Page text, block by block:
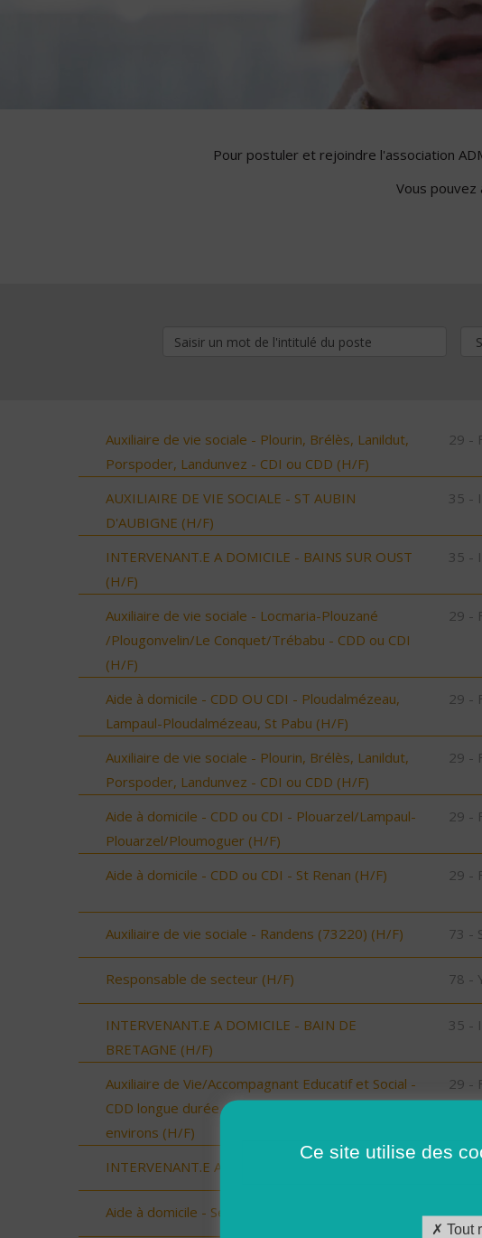
Pour postuler et rejoindre l'association
Vous
Auxiliaire de vie sociale - Plourin, Brélès, Lanildut,
Porspoder, Landunvez - CDI ou CDD (H/F)
29 -
AUXILIAIRE DE VIE SOCIALE - ST AUBIN
D'AUBIGNE (H/F)
35 -
INTERVENANT.E A DOMICILE - BAINS SUR OUST
(H/F)
35 -
Auxiliaire de vie sociale - Locmaria-Plouzané
/Plougonvelin/Le Conquet/Trébabu - CDD ou CDI
(H/F)
29 -
Aide à domicile - CDD OU CDI - Ploudalmézeau,
Lampaul-Ploudalmézeau, St Pabu (H/F)
29 -
Auxiliaire de vie sociale - Plourin, Brélès, Lanildut,
Porspoder, Landunvez - CDI ou CDD (H/F)
29 -
Aide à domicile - CDD ou CDI - Plouarzel/Lampaul-
Plouarzel/Ploumoguer (H/F)
29 -
Aide à domicile - CDD ou CDI - St Renan (H/F) 29 -
Auxiliaire de vie sociale - Randens (73220) (H/F) 73 -
Responsable de secteur (H/F) 78 -
INTERVENANT.E A DOMICILE - BAIN DE
BRETAGNE (H/F)
35 -
Auxiliaire de Vie/Accompagnant Educatif et Social -
CDD longue durée - Secteur Landivisiau et
environs (H/F)
29 -
INTERVENANT.E A DOMICILE - RENNES (H/F) 35
Aide à domicile - Secteur Marais Littoral (H/F) 85 -
Ce site utilise des
Tout